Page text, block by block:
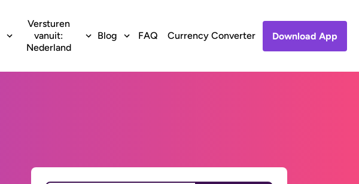
Versturen
vanuit:
Nederland
Blog FAQ Currency Converter Download App